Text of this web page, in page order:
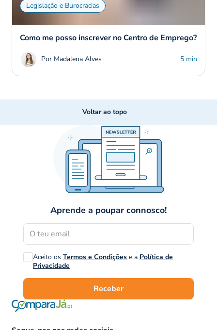
Legislação e Burocracias
Como me posso inscrever no Centro de Emprego?
Por Madalena Alves 5 min
Voltar ao topo
Aprende a poupar connosco!
Aceito os Termos e Condições e a Política de
Privacidade
Receber